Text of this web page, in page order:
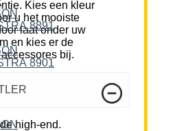
Kies een kleur
u het mooiste
laat onder uw
en kies er de
bij.
high-end.